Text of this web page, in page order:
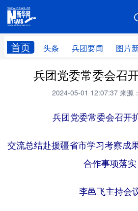
首页 头条 兵团要闻 图片
网站地图
头条 兵团要闻 图片
安徽 福
兵团党委常委会召
2024-05-01 12:07:37 来源
兵团党委常委会召开
交流总结赴援疆省市学习考察成
合作事项落实
李邑飞主持会